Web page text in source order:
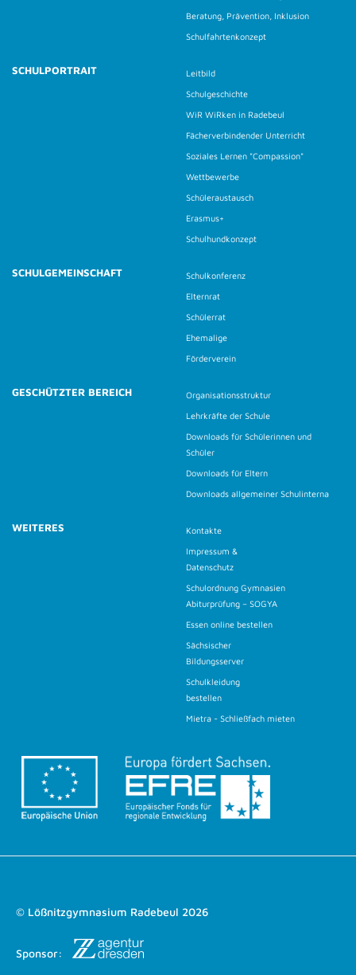
Beratung, Prävention, Inklusion
Schulfahrtenkonzept
SCHULPORTRAIT
Leitbild
Schulgeschichte
WiR WiRken in Radebeul
Fächerverbindender Unterricht
Soziales Lernen "Compassion"
Wettbewerbe
Schüleraustausch
Erasmus+
Schulhundkonzept
SCHULGEMEINSCHAFT
Schulkonferenz
Elternrat
Schülerrat
Ehemalige
Förderverein
GESCHÜTZTER BEREICH
Organisationsstruktur
Lehrkräfte der Schule
Downloads für Schülerinnen und
Schüler
Downloads für Eltern
Downloads allgemeiner Schulinterna
WEITERES
Kontakte
Impressum &
Datenschutz
Schulordnung Gymnasien
Abiturprüfung – SOGYA
Essen online bestellen
Sächsischer
Bildungsserver
Schulkleidung
bestellen
Mietra - Schließfach mieten
© Lößnitzgymnasium Radebeul 2026
Sponsor: